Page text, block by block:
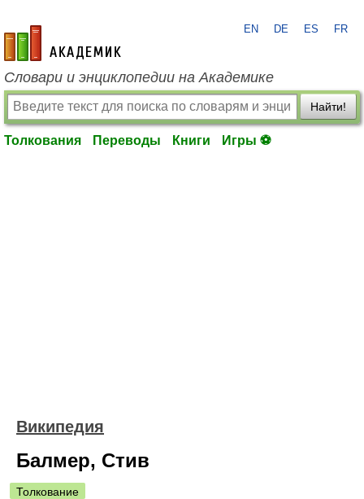
academic.ru
EN DE ES FR
Словари и энциклопедии на Академике
Найти!
Толкования Переводы Книги Игры ⚽
Википедия
Балмер, Стив
Толкование